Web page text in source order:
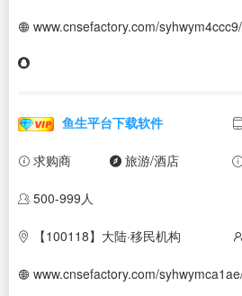
www.cnsefactory.com/
鱼生平台下载软件
求购商 旅游/酒店
500-999人
【100118】大陆·移民机构
www.cnsefactory.com/